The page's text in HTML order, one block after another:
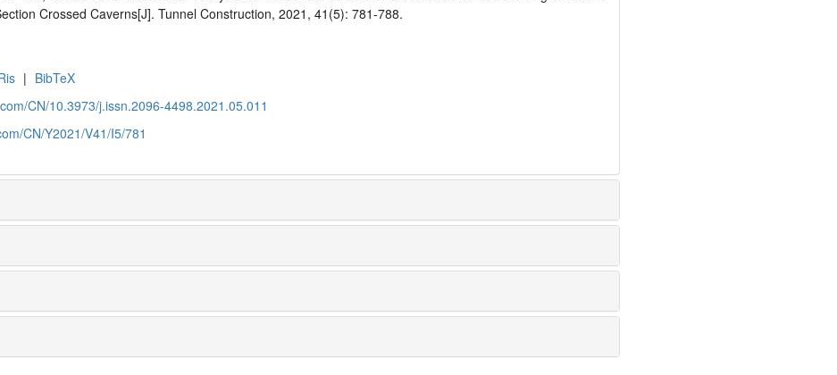
Crossed Caverns[J]. Tunnel Construction, 2021, 41(5): 781-788.
| BibTeX
CN/10.3973/j.issn.2096-4498.2021.05.011
CN/Y2021/V41/I5/781